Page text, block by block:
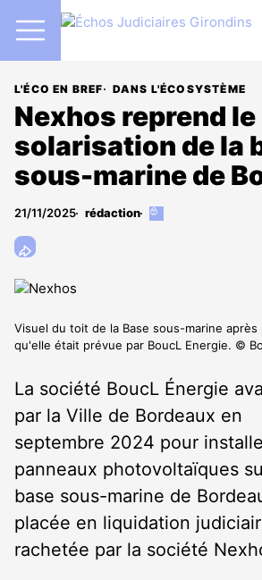
L'ÉCO EN BREF DANS L'ÉCOSYSTÈME
Nexhos reprend
solarisation de la
sous-marine de
21/11/2025 rédaction
Cet
Visuel du toit de la Base sous-marine après
qu'elle était prévue par BoucL Energie. ©
La société BoucL Énergie
par la Ville de Bordeaux en
septembre 2024 pour
panneaux photovoltaïques
base sous-marine de
placée en liquidation
rachetée par la société